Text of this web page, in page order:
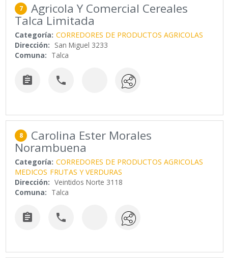
7 Agricola Y Comercial Cereales
Talca Limitada
Categoría: CORREDORES DE PRODUCTOS AGRICOLAS
Dirección: San Miguel 3233
Comuna: Talca
 
8 Carolina Ester Morales
Norambuena
Categoría: CORREDORES DE PRODUCTOS AGRICOLAS
MEDICOS FRUTAS Y VERDURAS
Dirección: Veintidos Norte 3118
Comuna: Talca
 